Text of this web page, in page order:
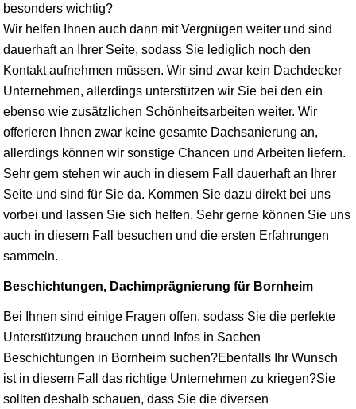
besonders wichtig?
Wir helfen Ihnen auch dann mit Vergnügen weiter und sind
dauerhaft an Ihrer Seite, sodass Sie lediglich noch den
Kontakt aufnehmen müssen. Wir sind zwar kein Dachdecker
Unternehmen, allerdings unterstützen wir Sie bei den ein
ebenso wie zusätzlichen Schönheitsarbeiten weiter. Wir
offerieren Ihnen zwar keine gesamte Dachsanierung an,
allerdings können wir sonstige Chancen und Arbeiten liefern.
Sehr gern stehen wir auch in diesem Fall dauerhaft an Ihrer
Seite und sind für Sie da. Kommen Sie dazu direkt bei uns
vorbei und lassen Sie sich helfen. Sehr gerne können Sie uns
auch in diesem Fall besuchen und die ersten Erfahrungen
sammeln.
Beschichtungen, Dachimprägnierung für Bornheim
Bei Ihnen sind einige Fragen offen, sodass Sie die perfekte
Unterstützung brauchen unnd Infos in Sachen
Beschichtungen in Bornheim suchen?Ebenfalls Ihr Wunsch
ist in diesem Fall das richtige Unternehmen zu kriegen?Sie
sollten deshalb schauen, dass Sie die diversen